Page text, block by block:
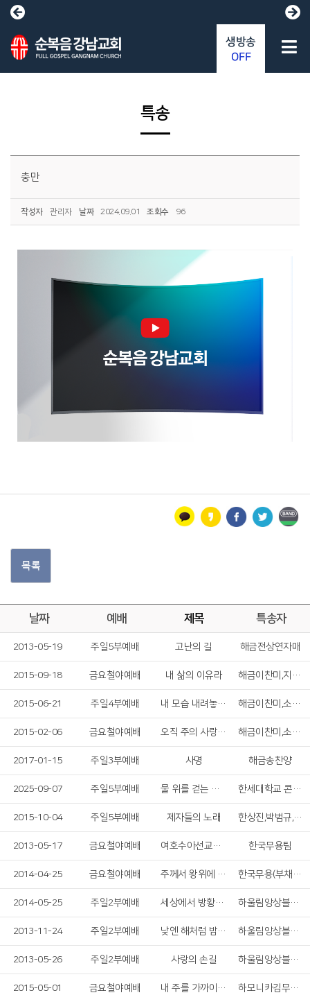
특송
충만
작성자 관리자 날짜 2024.09.01 조회수 96
목록
날짜 예배 제목 특송자
2013-05-19 주일5부예배 고난의 길 해금전상연자매
2015-09-18 금요철야예배 내 삶의 이유라 해금이찬미,지휘자구성우,소프라노신문경
2015-06-21 주일4부예배 내 모습 내려놓고서 해금이찬미,소프라노신문경
2015-02-06 금요철야예배 오직 주의 사랑에 매여 해금이찬미,소프라노신문경
2017-01-15 주일3부예배 사명 해금송찬양
2025-09-07 주일5부예배 물 위를 걷는 자 & 하나님의 전신갑주 한세대학교 콘서트콰이어
2015-10-04 주일5부예배 제자들의 노래 한상진,박범규,나한솔,이수나
2013-05-17 금요철야예배 여호수아선교부 문화센터 한국무용 한국무용팀
2014-04-25 금요철야예배 주께서 왕위에 오르시다 한국무용(부채춤)
2014-05-25 주일2부예배 세상에서 방황할 때 하울림앙상블찬양단
2013-11-24 주일2부예배 낮엔 해처럼 밤엔 달처럼 하울림앙상블찬양단
2013-05-26 주일2부예배 사랑의 손길 하울림앙상블선교회
2015-05-01 금요철야예배 내 주를 가까이 하게 함 하모니카김무영안수집사
생방송
OFF